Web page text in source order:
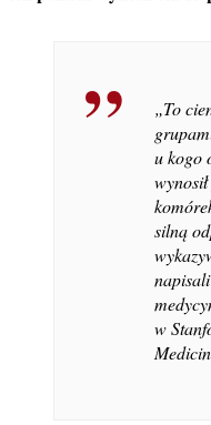
„To
u kogo
silną
w